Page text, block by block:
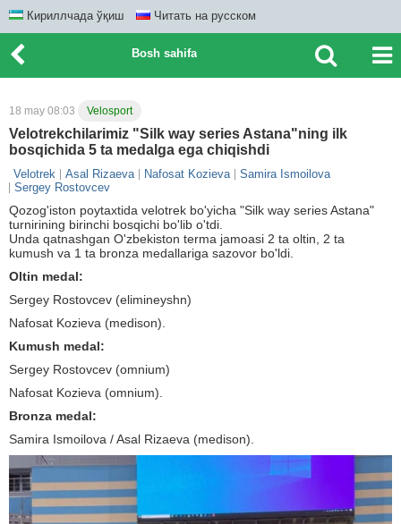
Кириллчада ўқиш Читать на русском
Bosh sahifa
18 may 08:03 Velosport
Velotrekchilarimiz "Silk way series Astana"ning ilk
bosqichida 5 ta medalga ega chiqishdi
Velotrek Asal Rizaeva Nafosat Kozieva
Samira Ismoilova
Sergey Rostovcev
Qozog'iston poytaxtida velotrek bo'yicha "Silk way series Astana"
turnirining birinchi bosqichi bo'lib o'tdi.
Unda qatnashgan O'zbekiston terma jamoasi 2 ta oltin, 2 ta
kumush va 1 ta bronza medallariga sazovor bo'ldi.
Oltin medal:
Sergey Rostovcev (elimineyshn)
Nafosat Kozieva (medison).
Kumush medal:
Sergey Rostovcev (omnium)
Nafosat Kozieva (omnium).
Bronza medal:
Samira Ismoilova / Asal Rizaeva (medison).